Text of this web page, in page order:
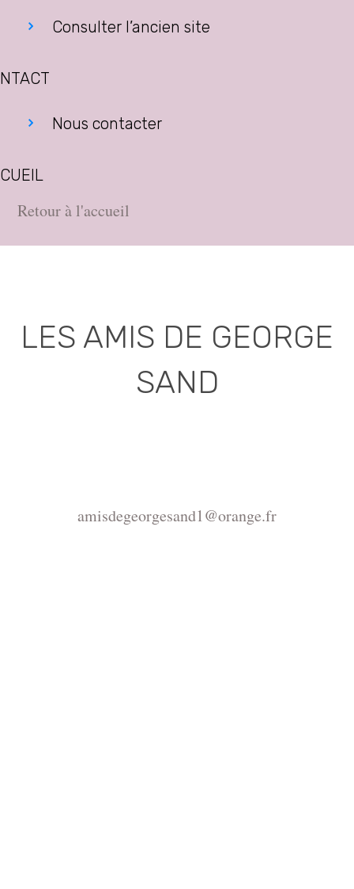
Consulter l’ancien site
Nous contacter
Retour à l'accueil
LES AMIS DE GEORGE
SAND
amisdegeorgesand1@orange.fr